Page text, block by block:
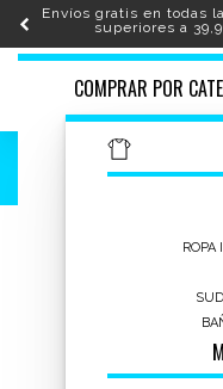
Envíos gratis en todas
superiores a
ToggleCOMPRAR POR
ROPA
HOME SERIES